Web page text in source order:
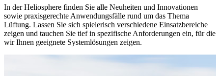
In der Heliosphere finden Sie alle Neuheiten und Innovationen
sowie praxisgerechte Anwendungsfälle rund um das Thema
Lüftung. Lassen Sie sich spielerisch verschiedene Einsatzbereiche
zeigen und tauchen Sie tief in spezifische Anforderungen ein, für die
wir Ihnen geeignete Systemlösungen zeigen.